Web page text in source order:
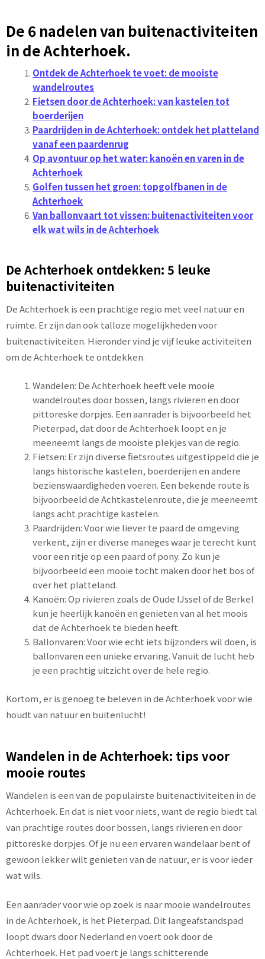
De 6 nadelen van buitenactiviteiten
in de Achterhoek.
Ontdek de Achterhoek te voet: de mooiste
wandelroutes
Fietsen door de Achterhoek: van kastelen tot
boerderijen
Paardrijden in de Achterhoek: ontdek het platteland
vanaf een paardenrug
Op avontuur op het water: kanoën en varen in de
Achterhoek
Golfen tussen het groen: topgolfbanen in de
Achterhoek
Van ballonvaart tot vissen: buitenactiviteiten voor
elk wat wils in de Achterhoek
De Achterhoek ontdekken: 5 leuke
buitenactiviteiten
De Achterhoek is een prachtige regio met veel natuur en
ruimte. Er zijn dan ook talloze mogelijkheden voor
buitenactiviteiten. Hieronder vind je vijf leuke activiteiten
om de Achterhoek te ontdekken.
Wandelen: De Achterhoek heeft vele mooie
wandelroutes door bossen, langs rivieren en door
pittoreske dorpjes. Een aanrader is bijvoorbeeld het
Pieterpad, dat door de Achterhoek loopt en je
meeneemt langs de mooiste plekjes van de regio.
Fietsen: Er zijn diverse fietsroutes uitgestippeld die je
langs historische kastelen, boerderijen en andere
bezienswaardigheden voeren. Een bekende route is
bijvoorbeeld de Achtkastelenroute, die je meeneemt
langs acht prachtige kastelen.
Paardrijden: Voor wie liever te paard de omgeving
verkent, zijn er diverse maneges waar je terecht kunt
voor een ritje op een paard of pony. Zo kun je
bijvoorbeeld een mooie tocht maken door het bos of
over het platteland.
Kanoën: Op rivieren zoals de Oude IJssel of de Berkel
kun je heerlijk kanoën en genieten van al het moois
dat de Achterhoek te bieden heeft.
Ballonvaren: Voor wie echt iets bijzonders wil doen, is
ballonvaren een unieke ervaring. Vanuit de lucht heb
je een prachtig uitzicht over de hele regio.
Kortom, er is genoeg te beleven in de Achterhoek voor wie
houdt van natuur en buitenlucht!
Wandelen in de Achterhoek: tips voor
mooie routes
Wandelen is een van de populairste buitenactiviteiten in de
Achterhoek. En dat is niet voor niets, want de regio biedt tal
van prachtige routes door bossen, langs rivieren en door
pittoreske dorpjes. Of je nu een ervaren wandelaar bent of
gewoon lekker wilt genieten van de natuur, er is voor ieder
wat wils.
Een aanrader voor wie op zoek is naar mooie wandelroutes
in de Achterhoek, is het Pieterpad. Dit langeafstandspad
loopt dwars door Nederland en voert ook door de
Achterhoek. Het pad voert je langs schitterende